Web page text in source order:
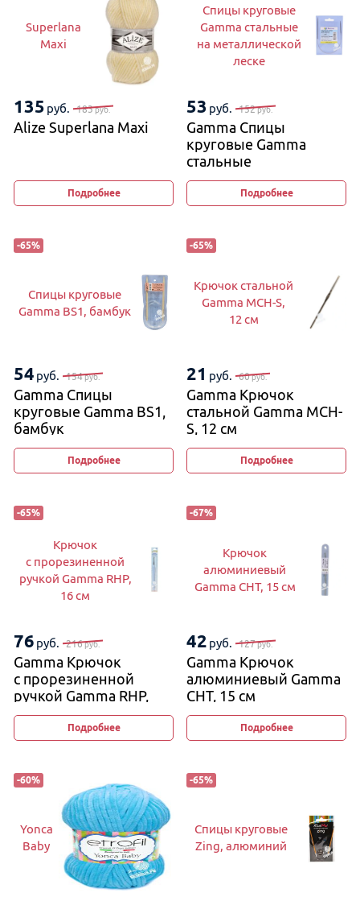
Superlana
Maxi
135 руб. 183руб.
Alize Superlana Maxi
Подробнее
Спицы круговые
Gamma стальные
на металлической
леске
53 руб. 152руб.
Gamma Спицы
круговые Gamma
стальные
на металлической
Подробнее
-65%
Спицы круговые
Gamma BS1, бамбук
54 руб. 154руб.
Gamma Спицы
круговые Gamma BS1,
бамбук
Подробнее
-65%
Крючок стальной
Gamma MCH-S,
12 см
21 руб. 60руб.
Gamma Крючок
стальной Gamma MCH-
S, 12 см
Подробнее
-65%
Крючок
с прорезиненной
ручкой Gamma RHP,
16 см
76 руб. 216руб.
Gamma Крючок
с прорезиненной
ручкой Gamma RHP,
16 см
Подробнее
-67%
Крючок
алюминиевый
Gamma CHT, 15 см
42 руб. 127руб.
Gamma Крючок
алюминиевый Gamma
CHT, 15 см
Подробнее
-60%
Yonca
Baby
-65%
Спицы круговые
Zing, алюминий